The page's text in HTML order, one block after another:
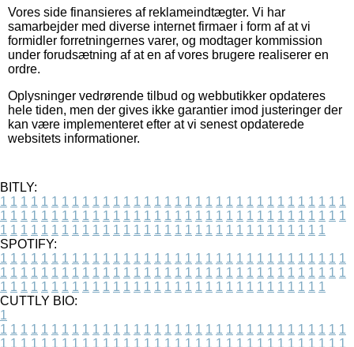
Vores side finansieres af reklameindtægter. Vi har
samarbejder med diverse internet firmaer i form af at vi
formidler forretningernes varer, og modtager kommission
under forudsætning af at en af vores brugere realiserer en
ordre.
Oplysninger vedrørende tilbud og webbutikker opdateres
hele tiden, men der gives ikke garantier imod justeringer der
kan være implementeret efter at vi senest opdaterede
websitets informationer.
BITLY:
1 1 1 1 1 1 1 1 1 1 1 1 1 1 1 1 1 1 1 1 1 1 1 1 1 1 1 1 1 1 1 1 1 1
1 1 1 1 1 1 1 1 1 1 1 1 1 1 1 1 1 1 1 1 1 1 1 1 1 1 1 1 1 1 1 1 1 1
1 1 1 1 1 1 1 1 1 1 1 1 1 1 1 1 1 1 1 1 1 1 1 1 1 1 1 1 1 1 1 1
SPOTIFY:
1 1 1 1 1 1 1 1 1 1 1 1 1 1 1 1 1 1 1 1 1 1 1 1 1 1 1 1 1 1 1 1 1 1
1 1 1 1 1 1 1 1 1 1 1 1 1 1 1 1 1 1 1 1 1 1 1 1 1 1 1 1 1 1 1 1 1 1
1 1 1 1 1 1 1 1 1 1 1 1 1 1 1 1 1 1 1 1 1 1 1 1 1 1 1 1 1 1 1 1
CUTTLY BIO:
1
1 1 1 1 1 1 1 1 1 1 1 1 1 1 1 1 1 1 1 1 1 1 1 1 1 1 1 1 1 1 1 1 1 1
1 1 1 1 1 1 1 1 1 1 1 1 1 1 1 1 1 1 1 1 1 1 1 1 1 1 1 1 1 1 1 1 1 1